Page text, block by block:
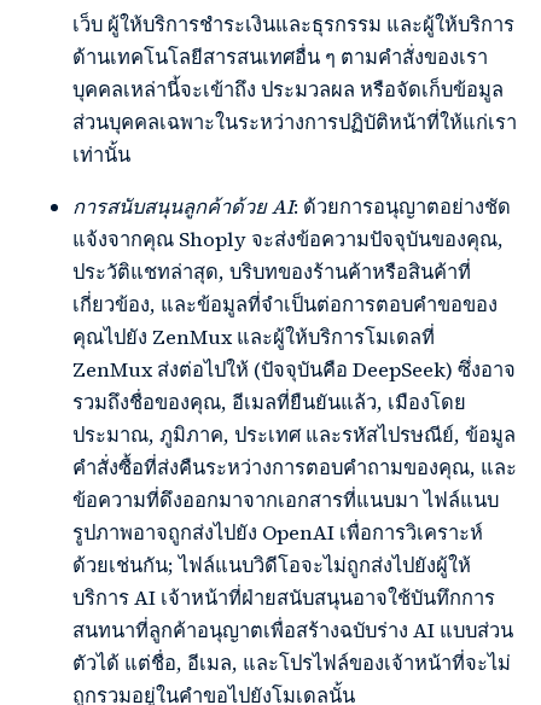
เว็บ ผู้ให้บริการชำระเงินและธุรกรรม และผู้ให้บริการ
ด้านเทคโนโลยีสารสนเทศอื่น ๆ ตามคำสั่งของเรา
บุคคลเหล่านี้จะเข้าถึง ประมวลผล หรือจัดเก็บข้อมูล
ส่วนบุคคลเฉพาะในระหว่างการปฏิบัติหน้าที่ให้แก่เรา
เท่านั้น
การสนับสนุนลูกค้าด้วย AI: ด้วยการอนุญาตอย่างชัด
แจ้งจากคุณ Shoply จะส่งข้อความปัจจุบันของคุณ,
ประวัติแชทล่าสุด, บริบทของร้านค้าหรือสินค้าที่
เกี่ยวข้อง, และข้อมูลที่จำเป็นต่อการตอบคำขอของ
คุณไปยัง ZenMux และผู้ให้บริการโมเดลที่
ZenMux ส่งต่อไปให้ (ปัจจุบันคือ DeepSeek) ซึ่งอาจ
รวมถึงชื่อของคุณ, อีเมลที่ยืนยันแล้ว, เมืองโดย
ประมาณ, ภูมิภาค, ประเทศ และรหัสไปรษณีย์, ข้อมูล
คำสั่งซื้อที่ส่งคืนระหว่างการตอบคำถามของคุณ, และ
ข้อความที่ดึงออกมาจากเอกสารที่แนบมา ไฟล์แนบ
รูปภาพอาจถูกส่งไปยัง OpenAI เพื่อการวิเคราะห์
ด้วยเช่นกัน; ไฟล์แนบวิดีโอจะไม่ถูกส่งไปยังผู้ให้
บริการ AI เจ้าหน้าที่ฝ่ายสนับสนุนอาจใช้บันทึกการ
สนทนาที่ลูกค้าอนุญาตเพื่อสร้างฉบับร่าง AI แบบส่วน
ตัวได้ แต่ชื่อ, อีเมล, และโปรไฟล์ของเจ้าหน้าที่จะไม่
ถูกรวมอยู่ในคำขอไปยังโมเดลนั้น